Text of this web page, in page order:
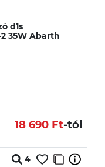
d1s
35W Abarth
18 690 Ft-tól
4